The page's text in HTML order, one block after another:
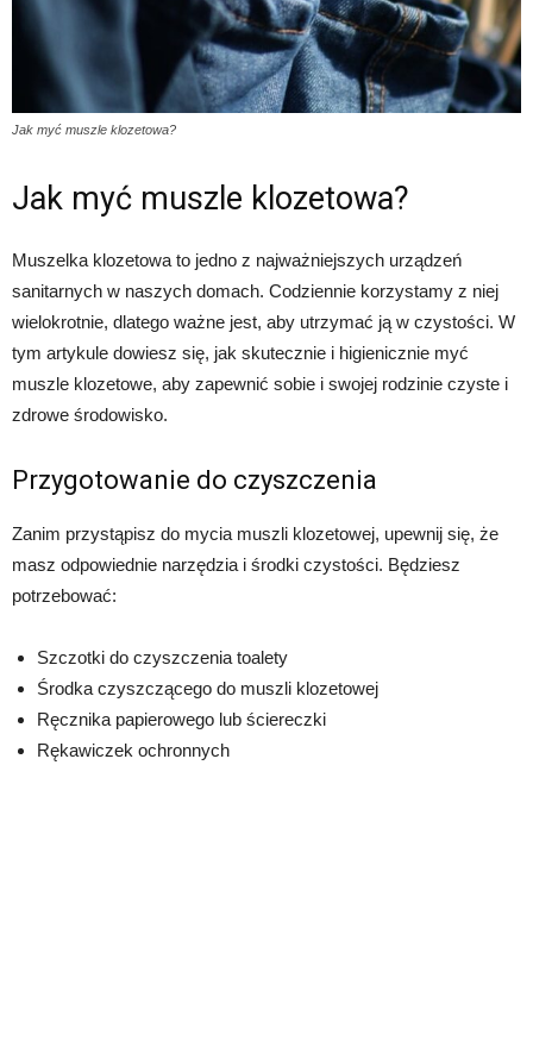
Jak myć muszle klozetowa?
Jak myć muszle klozetowa?
Muszelka klozetowa to jedno z najważniejszych urządzeń
sanitarnych w naszych domach. Codziennie korzystamy z niej
wielokrotnie, dlatego ważne jest, aby utrzymać ją w czystości. W
tym artykule dowiesz się, jak skutecznie i higienicznie myć
muszle klozetowe, aby zapewnić sobie i swojej rodzinie czyste i
zdrowe środowisko.
Przygotowanie do czyszczenia
Zanim przystąpisz do mycia muszli klozetowej, upewnij się, że
masz odpowiednie narzędzia i środki czystości. Będziesz
potrzebować:
Szczotki do czyszczenia toalety
Środka czyszczącego do muszli klozetowej
Ręcznika papierowego lub ściereczki
Rękawiczek ochronnych